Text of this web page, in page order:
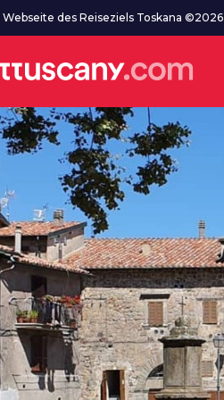
des Reiseziels Toskana ©2026